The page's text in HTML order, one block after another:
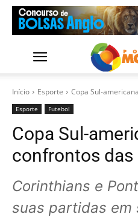
Início Esporte Copa Sul-
Esporte Futebol
Copa Sul-
confrontos das
Corinthians e
suas partidas em